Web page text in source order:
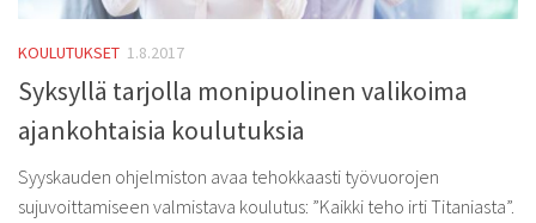
KOULUTUKSET 1.8.2017
Syksyllä tarjolla monipuolinen valikoima
ajankohtaisia koulutuksia
Syyskauden ohjelmiston avaa tehokkaasti työvuorojen
sujuvoittamiseen valmistava koulutus: ”Kaikki teho irti Titaniasta”.